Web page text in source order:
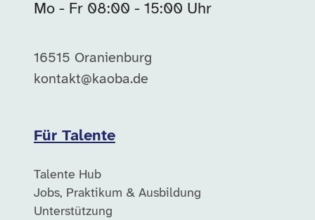
Mo - Fr 08:00 - 15:00 Uhr
16515 Oranienburg
kontakt@kaoba.de
Für Talente
Talente Hub
Jobs, Praktikum & Ausbildung
Unterstützung